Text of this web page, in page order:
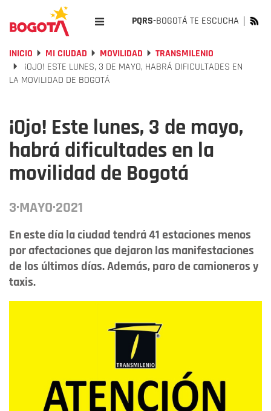
PQRS-BOGOTÁ TE ESCUCHA
INICIO MI CIUDAD MOVILIDAD
TRANSMILENIO
¡OJO! ESTE LUNES, 3 DE MAYO, HABRÁ DIFICULTADES EN
LA MOVILIDAD DE BOGOTÁ
¡Ojo! Este lunes, 3 de mayo,
habrá dificultades en la
movilidad de Bogotá
3·MAYO·2021
En este día la ciudad tendrá 41 estaciones menos
por afectaciones que dejaron las manifestaciones
de los últimos días. Además, paro de camioneros y
taxis.